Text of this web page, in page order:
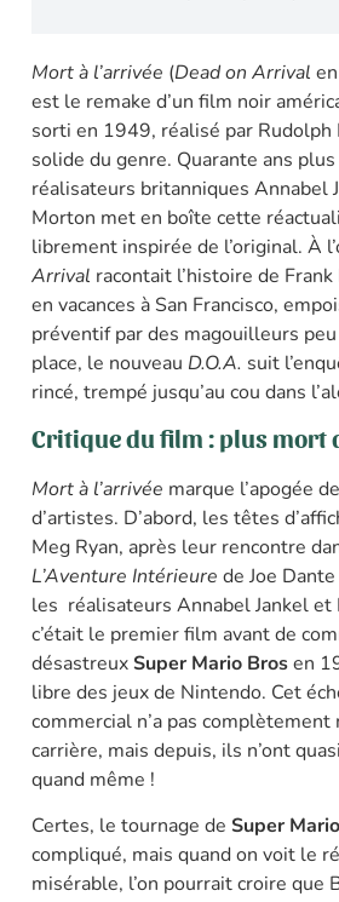
Mort à l’arrivée (Dead on Arrival
est le remake d’un film noir
sorti en 1949, réalisé par Rudolph
solide du genre. Quarante ans
réalisateurs britanniques Annabel
Morton met en boîte cette
librement inspirée de l’original. À
Arrival racontait l’histoire de
en vacances à San Francisco,
préventif par des magouilleurs
place, le nouveau D.O.A. suit
rincé, trempé jusqu’au cou dans
Critique du film : plus mort
Mort à l’arrivée marque l’apogée
d’artistes. D’abord, les têtes
Meg Ryan, après leur rencontre
L’Aventure Intérieure de Joe
les réalisateurs Annabel Jankel et
c’était le premier film avant de
désastreuxSuper Mario Brosen
libre des jeux de Nintendo. Cet
commercial n’a pas
carrière, mais depuis, ils n’ont
quand même !
Certes, le tournage de Super
compliqué, mais quand on voit le
misérable, l’on pourrait croire que